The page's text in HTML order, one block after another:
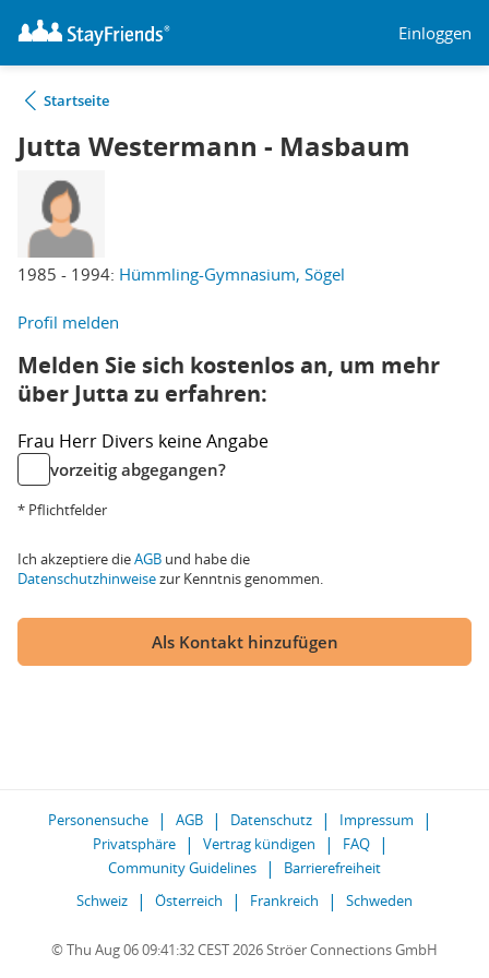
Einloggen
Startseite
Jutta Westermann - Masbaum
1985 - 1994: Hümmling-Gymnasium, Sögel
Profil melden
Melden Sie sich kostenlos an, um mehr
über Jutta zu erfahren:
Frau Herr Divers keine Angabe
vorzeitig abgegangen?
* Pflichtfelder
Ich akzeptiere dieAGB und habe die
Datenschutzhinweisezur Kenntnis genommen.
Als Kontakt hinzufügen
Personensuche AGB Datenschutz
Impressum
Privatsphäre
Vertrag kündigen
FAQ
Community Guidelines
Barrierefreiheit
Schweiz
Österreich Frankreich Schweden
© Thu Aug 06 09:41:32 CEST 2026 Ströer Connections GmbH